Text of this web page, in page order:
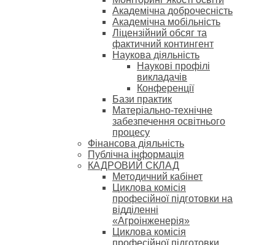
Академічна доброчесність
Академічна мобільність
Ліцензійний обсяг та
фактичний контингент
Наукова діяльність
Наукові профілі
викладачів
Конференції
Бази практик
Матеріально-технічне
забезпечення освітнього
процесу
Фінансова діяльність
Публічна інформація
КАДРОВИЙ СКЛАД
Методичний кабінет
Циклова комісія
професійної підготовки на
відділенні
«Агроінженерія»
Циклова комісія
професійної підготовки